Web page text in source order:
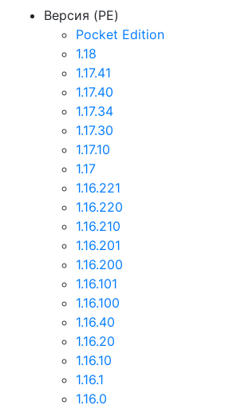
Версия (PE)
Pocket Edition
1.18
1.17.41
1.17.40
1.17.34
1.17.30
1.17.10
1.17
1.16.221
1.16.220
1.16.210
1.16.201
1.16.200
1.16.101
1.16.100
1.16.40
1.16.20
1.16.10
1.16.1
1.16.0